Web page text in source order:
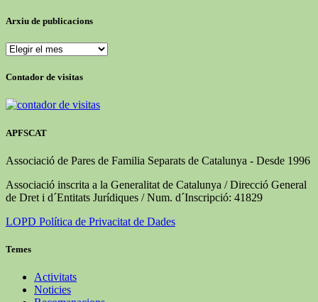
Arxiu de publicacions
Arxiu
publicacions
Contador de visitas
APFSCAT
Associació de Pares de Familia Separats de Catalunya - Desde 1996
Associació inscrita a la Generalitat de Catalunya / Direcció General
de Dret i d´Entitats Jurídiques / Num. d´Inscripció: 41829
LOPD Política de Privacitat de Dades
Temes
Activitats
Noticies